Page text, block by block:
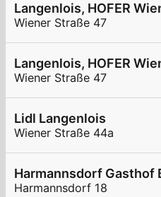
Langenlois, HOFER
Wiener Straße 47
Langenlois, HOFER
Wiener Straße 47
Lidl Langenlois
Wiener Straße 44a
Harmannsdorf Gasthof
Harmannsdorf 18